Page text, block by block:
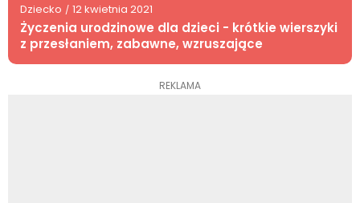
Dziecko / 12 kwietnia 2021
Życzenia urodzinowe dla dzieci - krótkie wierszyki
z przesłaniem, zabawne, wzruszające
REKLAMA